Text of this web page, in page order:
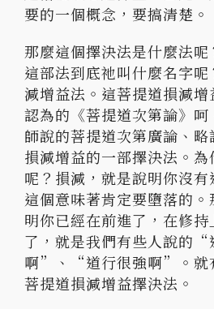
要的一個概念，要搞清楚。
那麼這個擇決法是什麼法呢
這部法到底祂叫什麼名字呢
減增益法。這菩提道損減增
認為的《菩提道次第論》呵
師說的菩提道次第廣論、略
損減增益的一部擇決法。
呢？損減， 就是說明你沒有
這個意味著肯定要墮落的。
明你已經在前進了，在修
了， 就是我們有些人說的“
啊”、“道行很強啊”。 就
菩提道損減增益擇決法。